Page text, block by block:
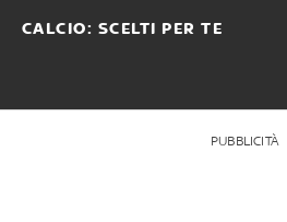
CALCIO: SCELTI PER TE
PUBBLICITÀ